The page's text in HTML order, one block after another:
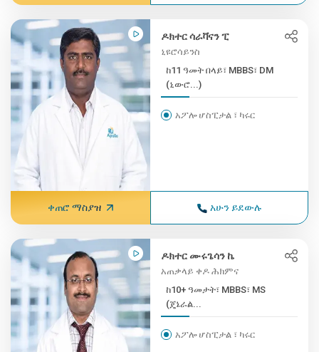
ዶክተር ሳራቫናን ፒ
ኒዩሮሳይንስ
ከ11 ዓመት በላይ፣ MBBS፣ DM
(ኒውሮ...)
አፖሎ ሆስፒታል ፣ ካሩር
ቀጠሮ ማስያዝ አሁን ይደውሉ
ዶክተር ሙሩጌሳን ኬ
አጠቃላይ ቀዶ ሕክምና
ከ10+ ዓመታት፣ MBBS፣ MS
(ጄኔራል...
አፖሎ ሆስፒታል ፣ ካሩር